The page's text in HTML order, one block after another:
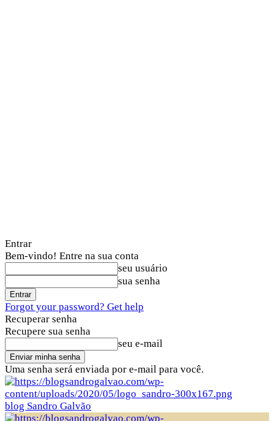
Entrar
Bem-vindo! Entre na sua conta
seu usuário
sua senha
Forgot your password? Get help
Recuperar senha
Recupere sua senha
seu e-mail
Uma senha será enviada por e-mail para você.
blog Sandro Galvão